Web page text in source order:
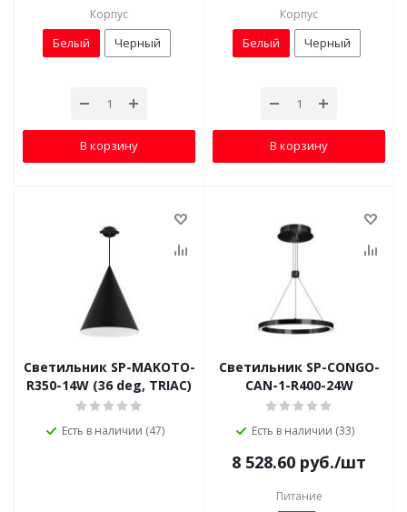
Корпус
Белый Черный
В корзину
Корпус
Белый Черный
В корзину
Светильник SP-MAKOTO-
R350-14W (36 deg, TRIAC)
Есть в наличии (47)
Светильник SP-CONGO-
CAN-1-R400-24W
Есть в наличии (33)
8 528.60 руб./шт
Питание